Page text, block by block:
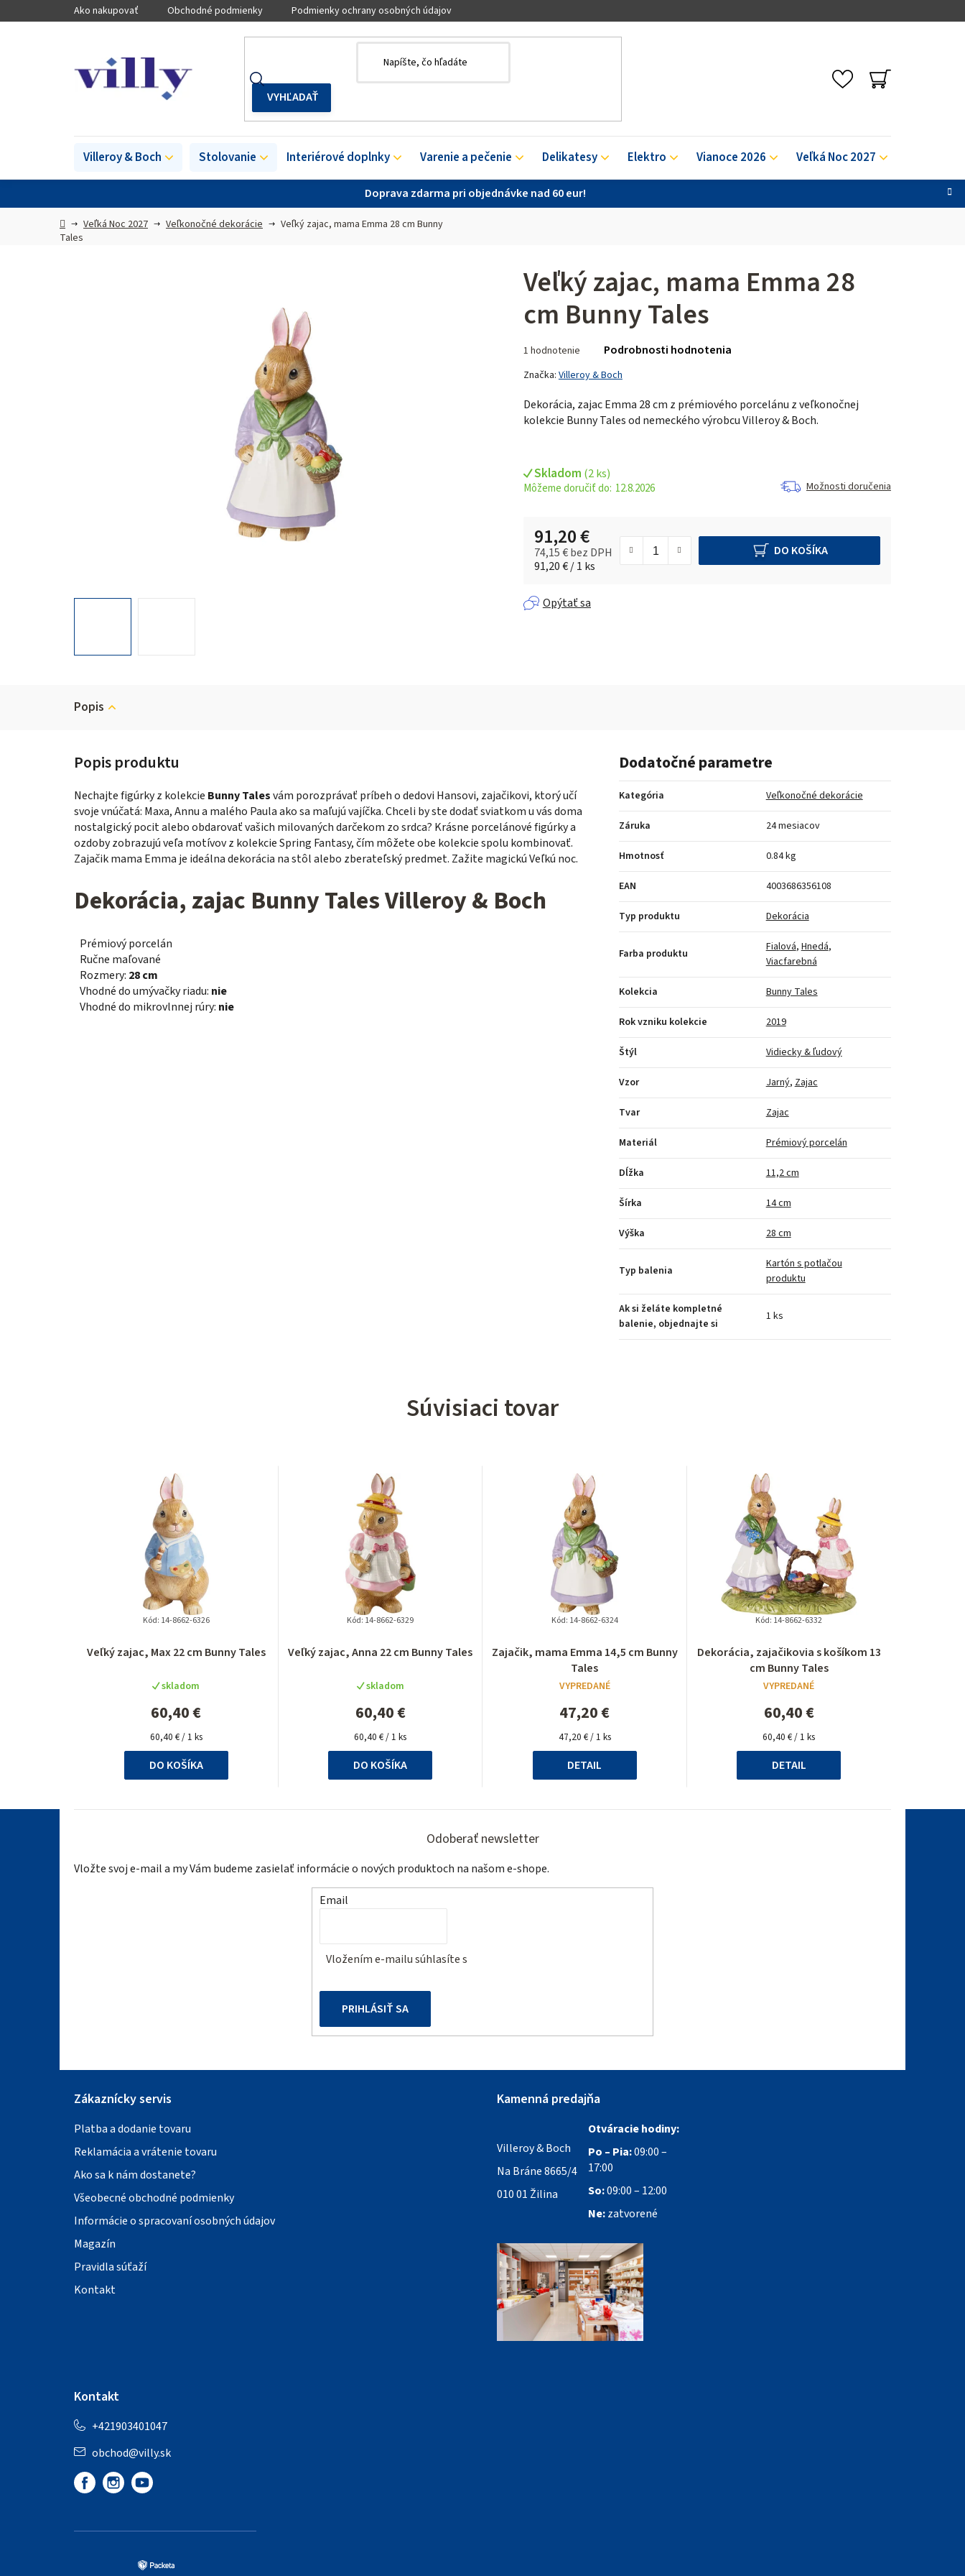
na
Doprava zdarma pri objednávke nad 60 eur!
Ako nakupovať Obchodné podmienky Podmienky ochrany osobných údajov
NÁKUPNÝ
KOŠÍK
Villeroy & Boch Stolovanie Interiérové doplnky Varenie a pečenie Delikatesy Elektro Vianoce 2026 Veľká Noc 2027
DomovVeľká Noc 2027 Veľkonočné dekorácie
Veľký zajac, mama Emma 28 cm Bunny
Tales
Veľký zajac, mama Emma 28
cm Bunny Tales
Priemerné
hodnotenie
produktu
5,0
z 5
1 hodnotenie Podrobnosti hodnotenia
Značka: Villeroy & Boch
Dekorácia, zajac Emma 28 cm z prémiového porcelánu z veľkonočnej
kolekcie Bunny Tales od nemeckého výrobcu Villeroy & Boch.
Skladom (2 ks)
12.8.2026 Možnosti doručenia
91,20 €
74,15 € bez DPH
Jednotková cena:
91,20 € / 1 ks
DO KOŠÍKA
Opýtať sa
Popis
Nechajte figúrky z kolekcie Bunny Talesvám porozprávať príbeh o dedovi Hansovi, zajačikovi, ktorý učí
svoje vnúčatá: Maxa, Annu a malého Paula ako sa maľujú vajíčka. Chceli by ste dodať sviatkom u vás doma
nostalgický pocit alebo obdarovať vašich milovaných darčekom zo srdca? Krásne porcelánové figúrky a
ozdoby zobrazujú veľa motívov z kolekcie Spring Fantasy, čím môžete obe kolekcie spolu kombinovať.
Zajačik mama Emma je ideálna dekorácia na stôl alebo zberateľský predmet. Zažite magickú Veľkú noc.
Dekorácia, zajac Bunny Tales Villeroy & Boch
Prémiový porcelán
Ručne maľované
Rozmery: 28 cm
Vhodné do umývačky riadu: nie
Vhodné do mikrovlnnej rúry: nie
Dodatočné parametre
Kategória Veľkonočné dekorácie
Záruka 24 mesiacov
Hmotnosť 0.84 kg
EAN 4003686356108
Typ produktu Dekorácia
Farba produktu Fialová, Hnedá,
Viacfarebná
Kolekcia Bunny Tales
Rok vzniku kolekcie 2019
Štýl Vidiecky & ľudový
Vzor Jarný, Zajac
Tvar Zajac
Materiál Prémiový porcelán
Dĺžka 11,2 cm
Šírka 14 cm
Výška 28 cm
Typ balenia
Kartón s potlačou
produktu
Ak si želáte kompletné
balenie, objednajte si
1 ks
Súvisiaci tovar
Veľký zajac, Max 22 cm Bunny Tales
hodnotenie
je
5,0
z
5
hviezdičiek.
skladom
60,40 €
Jednotková
cena:
60,40 € / 1 ks
DO KOŠÍKA
Kód: 14-8662-6326
Veľký zajac, Anna 22 cm Bunny Tales
hodnotenie
je
4,5
z
5
hviezdičiek.
skladom
60,40 €
Jednotková
cena:
60,40 € / 1 ks
DO KOŠÍKA
Kód: 14-8662-6329
Zajačik, mama Emma 14,5 cm Bunny
Tales
hodnotenie
produktu
je
5,0
z
5
hviezdičiek.
VYPREDANÉ
47,20 €
Jednotková
cena:
47,20 € / 1 ks
DETAIL
Kód: 14-8662-6324
Dekorácia, zajačikovia s košíkom 13
cm Bunny Tales
hodnotenie
produktu
je
5,0
z
5
hviezdičiek.
VYPREDANÉ
60,40 €
Jednotková
cena:
60,40 € / 1 ks
DETAIL
Kód: 14-8662-6332
Odoberať newsletter
Vložte svoj e-mail a my Vám budeme zasielať informácie o nových produktoch na našom e-shope.
Email
Vložením e-mailu súhlasíte s
PRIHLÁSIŤ SA
Zákaznícky servis
Platba a dodanie tovaru
Reklamácia a vrátenie tovaru
Ako sa k nám dostanete?
Všeobecné obchodné podmienky
Informácie o spracovaní osobných údajov
Magazín
Pravidla súťaží
Kontakt
Kamenná predajňa
Villeroy & Boch
Na Bráne 8665/4
010 01 Žilina
Otváracie hodiny:
Po – Pia:09:00 –
17:00
So:09:00 – 12:00
Ne:zatvorené
Kontakt
obchod@villy.sk
+421903401047